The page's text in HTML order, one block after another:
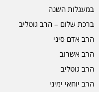
במעגלות השנה
ברכת שלום – הרב גוטליב
הרב אדם סיני
הרב אשרוב
הרב גוטליב
הרב יוחאי ימיני